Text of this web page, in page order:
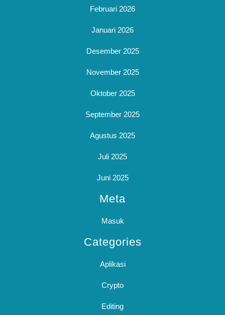
Februari 2026
Januari 2026
Desember 2025
November 2025
Oktober 2025
September 2025
Agustus 2025
Juli 2025
Juni 2025
Meta
Masuk
Categories
Aplikasi
Crypto
Editing